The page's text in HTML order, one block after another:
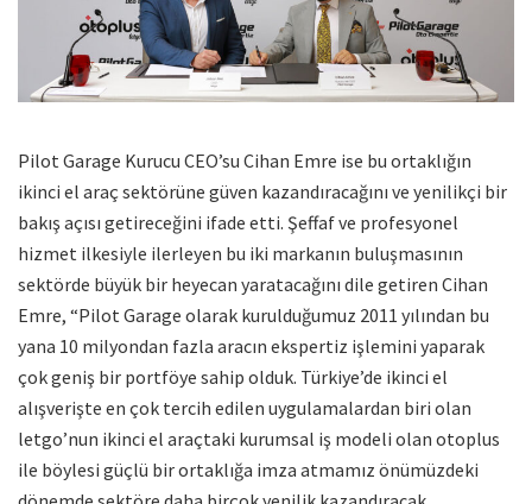
Pilot Garage Kurucu CEO’su Cihan Emre ise bu ortaklığın
ikinci el araç sektörüne güven kazandıracağını ve yenilikçi bir
bakış açısı getireceğini ifade etti. Şeffaf ve profesyonel
hizmet ilkesiyle ilerleyen bu iki markanın buluşmasının
sektörde büyük bir heyecan yaratacağını dile getiren Cihan
Emre, “Pilot Garage olarak kurulduğumuz 2011 yılından bu
yana 10 milyondan fazla aracın ekspertiz işlemini yaparak
çok geniş bir portföye sahip olduk. Türkiye’de ikinci el
alışverişte en çok tercih edilen uygulamalardan biri olan
letgo’nun ikinci el araçtaki kurumsal iş modeli olan otoplus
ile böylesi güçlü bir ortaklığa imza atmamız önümüzdeki